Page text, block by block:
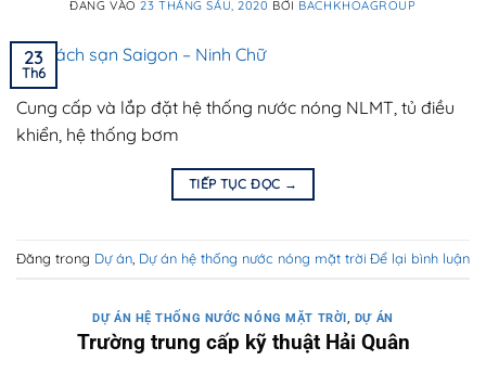
ĐĂNG VÀO23 THÁNG SÁU, 2020 BỞI BACHKHOAGROUP
23
Th6
Cung cấp và lắp đặt hệ thống nước nóng NLMT, tủ điều
khiển, hệ thống bơm
TIẾP TỤC ĐỌC →
Đăng trong Dự án Dự án hệ thống nước nóng mặt trời Để lại bình luận
DỰ ÁN HỆ THỐNG NƯỚC NÓNG MẶT TRỜI, DỰ ÁN
Trường trung cấp kỹ thuật Hải Quân